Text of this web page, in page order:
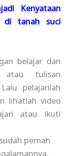
Kenyataan
di tanah suci
belajar dan
atau tulisan
pelajarilah
lihatlah video
atau ikuti
pernah